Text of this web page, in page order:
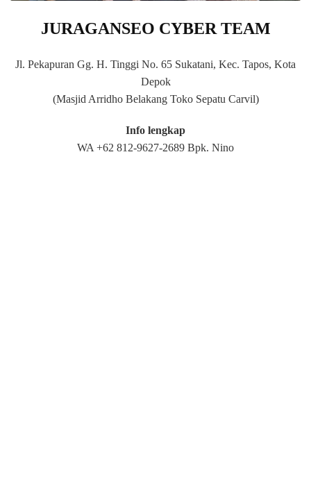
JURAGANSEO CYBER TEAM
Jl. Pekapuran Gg. H. Tinggi No. 65 Sukatani, Kec. Tapos, Kota
Depok
(Masjid Arridho Belakang Toko Sepatu Carvil)
Info lengkap
WA +62 812-9627-2689 Bpk. Nino